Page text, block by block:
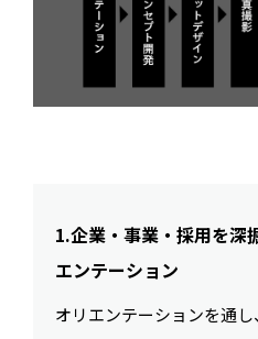
1.企業・事業・採用を深
エンテーション
オリエンテーションを通